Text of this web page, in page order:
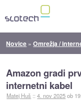
Novice »Omrežja /
Amazon gradi
internetni kabel
Matej Huš ::4. nov 2025ob